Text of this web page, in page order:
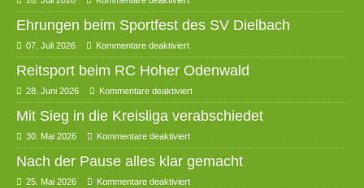
Ehrungen beim Sportfest des SV Dielbach
07. Juli 2026 Kommentare deaktiviert
Reitsport beim RC Hoher Odenwald
28. Juni 2026 Kommentare deaktiviert
Mit Sieg in die Kreisliga verabschiedet
30. Mai 2026 Kommentare deaktiviert
Nach der Pause alles klar gemacht
25. Mai 2026 Kommentare deaktiviert